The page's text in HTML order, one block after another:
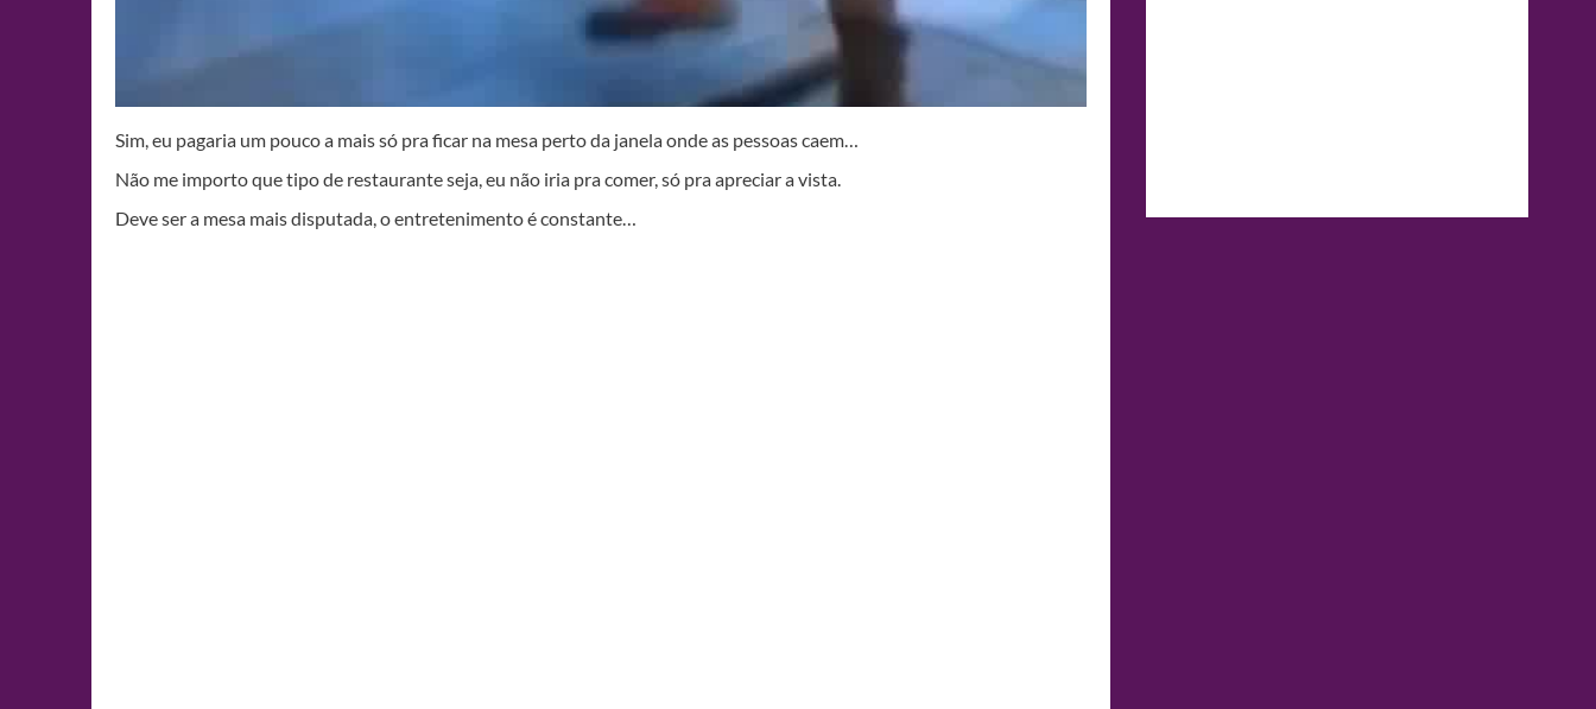
Sim, eu pagaria um pouco a mais só pra ficar na mesa perto da janela onde as pessoas caem…
Não me importo que tipo de restaurante seja, eu não iria pra comer, só pra apreciar a vista.
Deve ser a mesa mais disputada, o entretenimento é constante…